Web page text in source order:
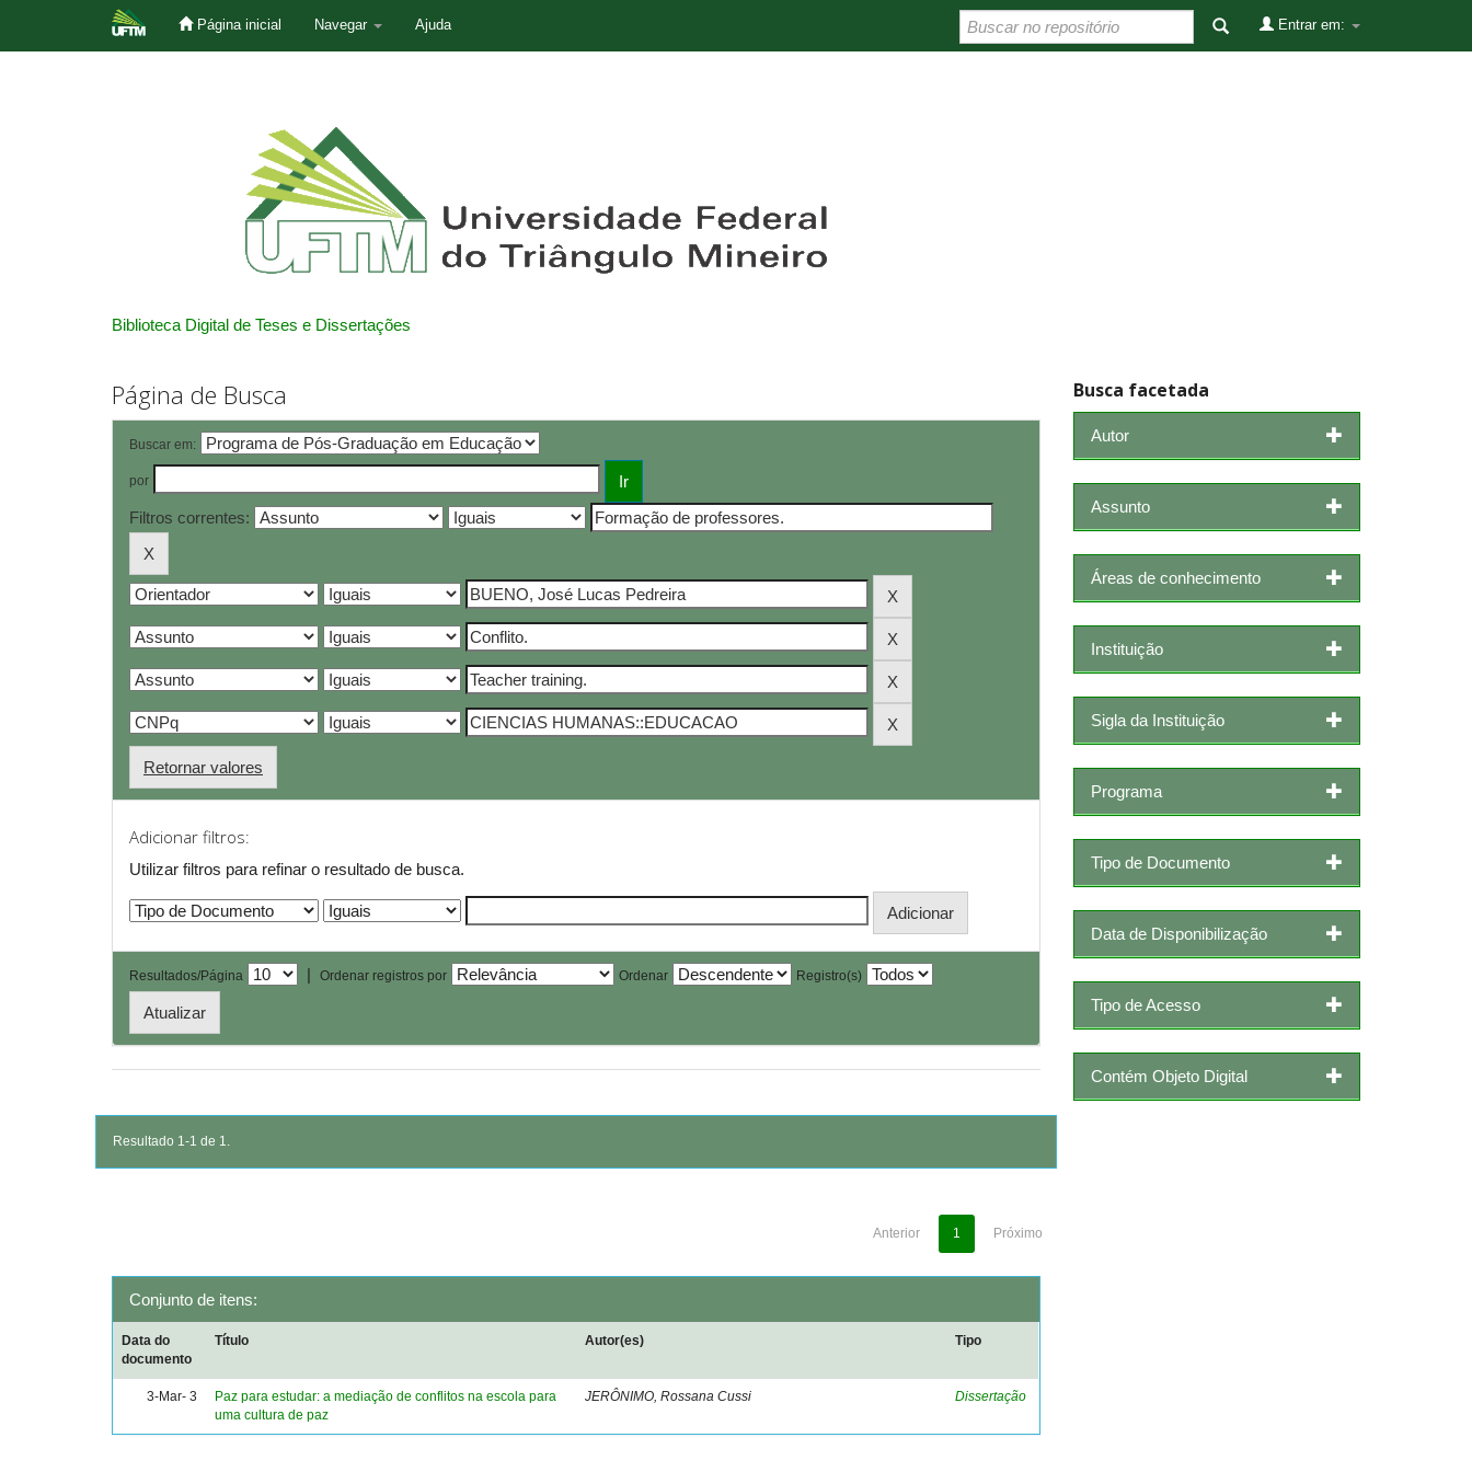
Página inicial Navegar Ajuda Entrar em:
Biblioteca Digital de Teses e Dissertações
Página de Busca
Buscar em:
por
Filtros correntes:
Retornar valores
Adicionar filtros:
Utilizar filtros para refinar o resultado de busca.
Resultados/Página | Ordenar registros por Ordenar Registro(s)
Resultado 1-1 de 1.
Anterior 1 Próximo
Conjunto de itens:
Data do
documento
Título Autor(es) Tipo
3-Mar- 3
Paz para estudar: a mediação de conflitos na escola para
uma cultura de paz
JERÔNIMO, Rossana Cussi Dissertação
Busca facetada
Autor
Assunto
Áreas de conhecimento
Instituição
Sigla da Instituição
Programa
Tipo de Documento
Data de Disponibilização
Tipo de Acesso
Contém Objeto Digital